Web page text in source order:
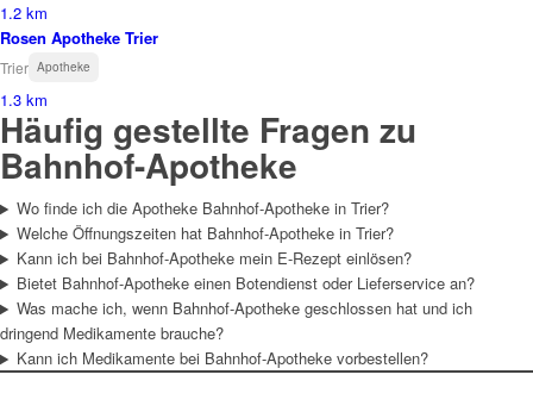
1.2 km
Rosen Apotheke Trier
Trier Apotheke
1.3 km
Häufig gestellte Fragen zu
Bahnhof-Apotheke
Wo finde ich die Apotheke Bahnhof-Apotheke in Trier?
Welche Öffnungszeiten hat Bahnhof-Apotheke in Trier?
Kann ich bei Bahnhof-Apotheke mein E-Rezept einlösen?
Bietet Bahnhof-Apotheke einen Botendienst oder Lieferservice an?
Was mache ich, wenn Bahnhof-Apotheke geschlossen hat und ich
dringend Medikamente brauche?
Kann ich Medikamente bei Bahnhof-Apotheke vorbestellen?